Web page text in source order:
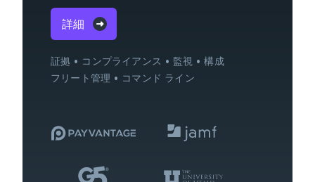
詳細
証拠 コンプライアンス 監視
構成
フリート管理
コマンド ライン